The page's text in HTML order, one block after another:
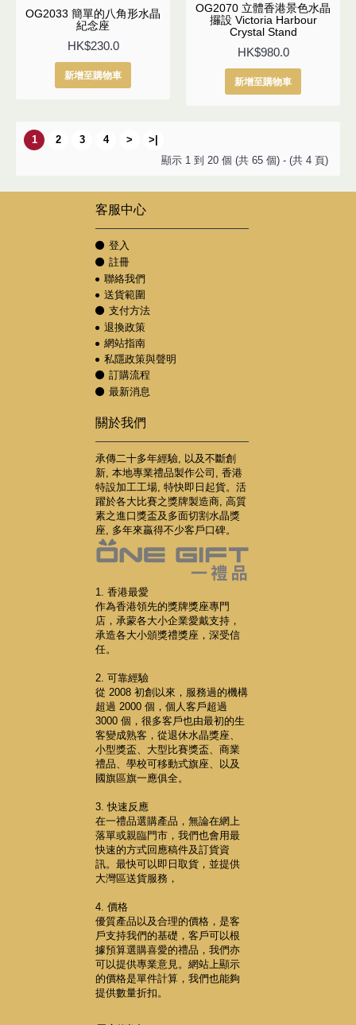
OG2033 簡單的八角形水晶
紀念座
HK$230.0
新增至購物車
OG2070 立體香港景色水晶
攞設 Victoria Harbour
Crystal Stand
HK$980.0
新增至購物車
1 2 3 4 >
>|
顯示 1 到 20 個 (共 65 個) - (共 4 頁)
客服中心
登入
註冊
聯絡我們
送貨範圍
支付方法
退換政策
網站指南
私隱政策與聲明
訂購流程
最新消息
關於我們
承傳二十多年經驗, 以及不斷創
新, 本地專業禮品製作公司, 香港
特設加工工場, 特快即日起貨。活
躍於各大比賽之獎牌製造商, 高質
素之進口獎盃及多面切割水晶獎
座, 多年來贏得不少客戶口碑。
1. 香港最愛
作為香港領先的獎牌獎座專門
店，承蒙各大小企業愛戴支持，
承造各大小頒獎禮獎座，深受信
任。
2. 可靠經驗
從 2008 初創以來，服務過的機構
超過 2000 個，個人客戶超過
3000 個，很多客戶也由最初的生
客變成熟客，從退休水晶獎座、
小型獎盃、大型比賽獎盃、商業
禮品、學校可移動式旗座、以及
國旗區旗一應俱全。
3. 快速反應
在一禮品選購產品，無論在網上
落單或親臨門市，我們也會用最
快速的方式回應稿件及訂貨資
訊。最快可以即日取貨，並提供
大灣區送貨服務，
4. 價格
優質產品以及合理的價格，是客
戶支持我們的基礎，客戶可以根
據預算選購喜愛的禮品，我們亦
可以提供專業意見。網站上顯示
的價格是單件計算，我們也能夠
提供數量折扣。